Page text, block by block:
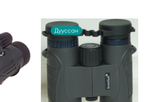
Дууссан